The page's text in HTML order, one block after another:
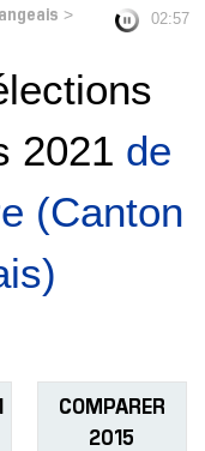
> 02:56
2021 de
(Canton
COMPARER
2015